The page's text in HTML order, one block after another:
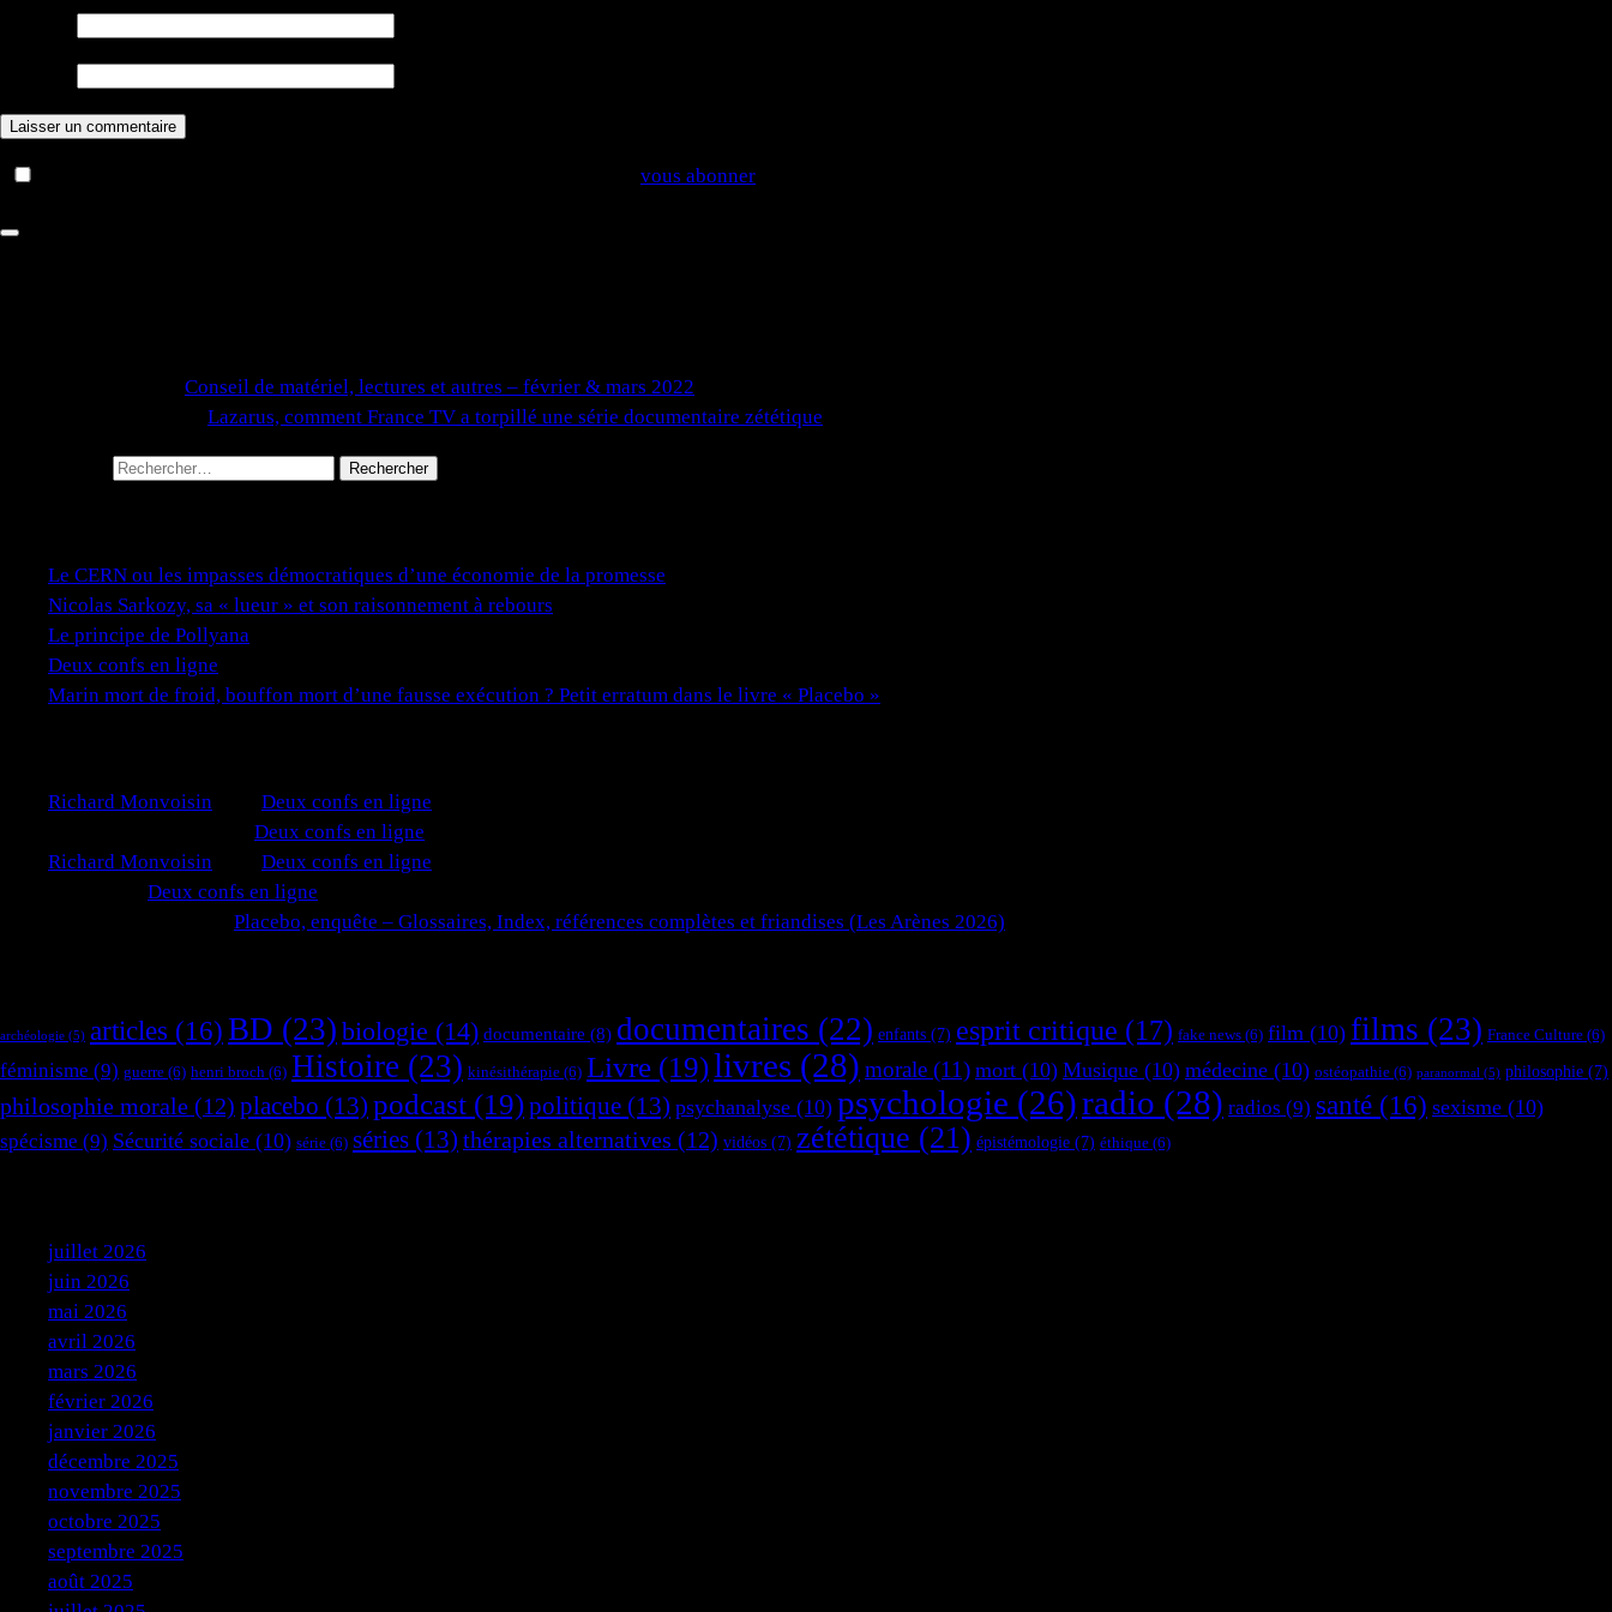
vous abonner
Conseil de matériel, lectures et autres – février & mars 2022
Lazarus, comment France TV a torpillé une série documentaire zététique
Le CERN ou les impasses démocratiques d’une économie de la promesse
Nicolas Sarkozy, sa « lueur » et son raisonnement à rebours
Le principe de Pollyana
Deux confs en ligne
Marin mort de froid, bouffon mort d’une fausse exécution ? Petit erratum dans le livre « Placebo »
Richard Monvoisin
Deux confs en ligne
Deux confs en ligne
Richard Monvoisin
Deux confs en ligne
Deux confs en ligne
Placebo, enquête – Glossaires, Index, références complètes et friandises (Les Arènes 2026)
archéologie (5) articles (16)BD (23) biologie (14) documentaire (8) documentaires (22) enfants (7) esprit critique (17) fake news (6) film (10) films (23) France Culture (6)
féminisme (9) guerre (6) henri broch (6) Histoire (23) kinésithérapie (6) Livre (19)livres (28) morale (11) mort (10) Musique (10) médecine (10) ostéopathie (6) paranormal (5) philosophie (7)
philosophie morale (12) placebo (13) podcast (19)politique (13) psychanalyse (10) psychologie (26)radio (28) radios (9) santé (16) sexisme (10)
spécisme (9) Sécurité sociale (10) série (6) séries (13) thérapies alternatives (12) vidéos (7) zététique (21) épistémologie (7) éthique (6)
juillet 2026
juin 2026
mai 2026
avril 2026
mars 2026
février 2026
janvier 2026
décembre 2025
novembre 2025
octobre 2025
septembre 2025
août 2025